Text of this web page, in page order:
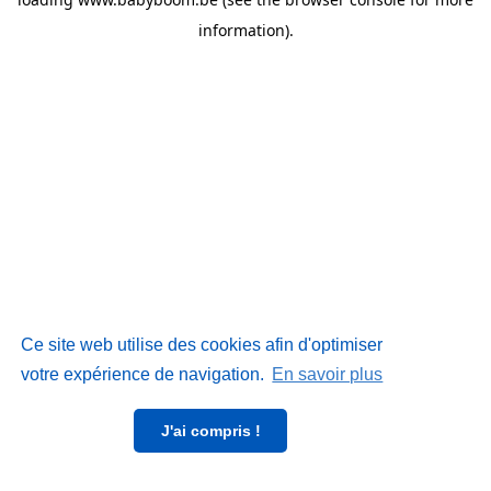
Ce site web utilise des cookies afin d'optimiser
votre expérience de navigation. En savoir plus
J'ai compris !
information).